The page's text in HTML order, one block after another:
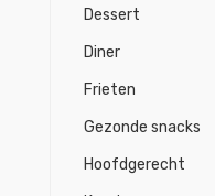
Dessert
Diner
Frieten
Gezonde snacks
Hoofdgerecht